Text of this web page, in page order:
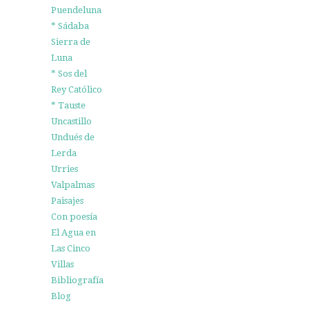
Puendeluna
* Sádaba
Sierra de
Luna
* Sos del
Rey Católico
* Tauste
Uncastillo
Undués de
Lerda
Urries
Valpalmas
Paisajes
Con poesía
El Agua en
Las Cinco
Villas
Bibliografía
Blog